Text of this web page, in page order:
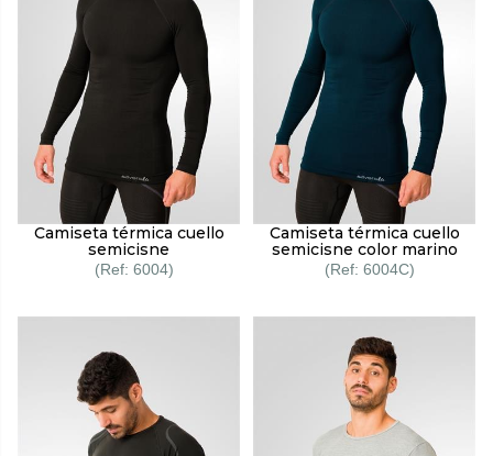
Camiseta térmica cuello
semicisne
6004
Camiseta térmica cuello
semicisne color marino
6004C